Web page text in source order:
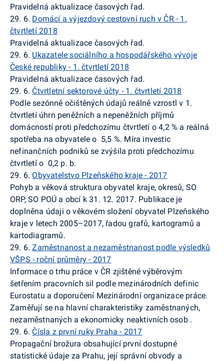
Pravidelná aktualizace časových řad.
29. 6. Domácí a výjezdový cestovní ruch v ČR - 1.
čtvrtletí 2018
Pravidelná aktualizace časových řad.
29. 6. Ukazatele sociálního a hospodářského vývoje
České republiky - 1. čtvrtletí 2018
Pravidelná aktualizace časových řad.
29. 6. Čtvrtletní sektorové účty - 1. čtvrtletí 2018
Podle sezónně očištěných údajů reálně vzrostl v 1.
čtvrtletí úhrn peněžních a nepeněžních příjmů
domácností proti předchozímu čtvrtletí o 4,2 % a reálná
spotřeba na obyvatele o 5,5 %. Míra investic
nefinančních podniků se zvýšila proti předchozímu
čtvrtletí o 0,2 p. b.
29. 6. Obyvatelstvo Plzeňského kraje - 2017
Pohyb a věková struktura obyvatel kraje, okresů, SO
ORP, SO POÚ a obcí k 31. 12. 2017. Publikace je
doplněna údaji o věkovém složení obyvatel Plzeňského
kraje v letech 2005–2017, řadou grafů, kartogramů a
kartodiagramů.
29. 6.Zaměstnanost a nezaměstnanost podle výsledků
VŠPS - roční průměry - 2017
Informace o trhu práce v ČR zjištěné výběrovým
šetřením pracovních sil podle mezinárodních definic
Eurostatu a doporučení Mezinárodní organizace práce.
Zaměřují se na hlavní charakteristiky zaměstnaných,
nezaměstnaných a ekonomicky neaktivních osob.
29. 6. Čísla z první ruky Praha - 2017
Propagační brožura obsahující první dostupné
statistické údaje za Prahu, její správní obvody a